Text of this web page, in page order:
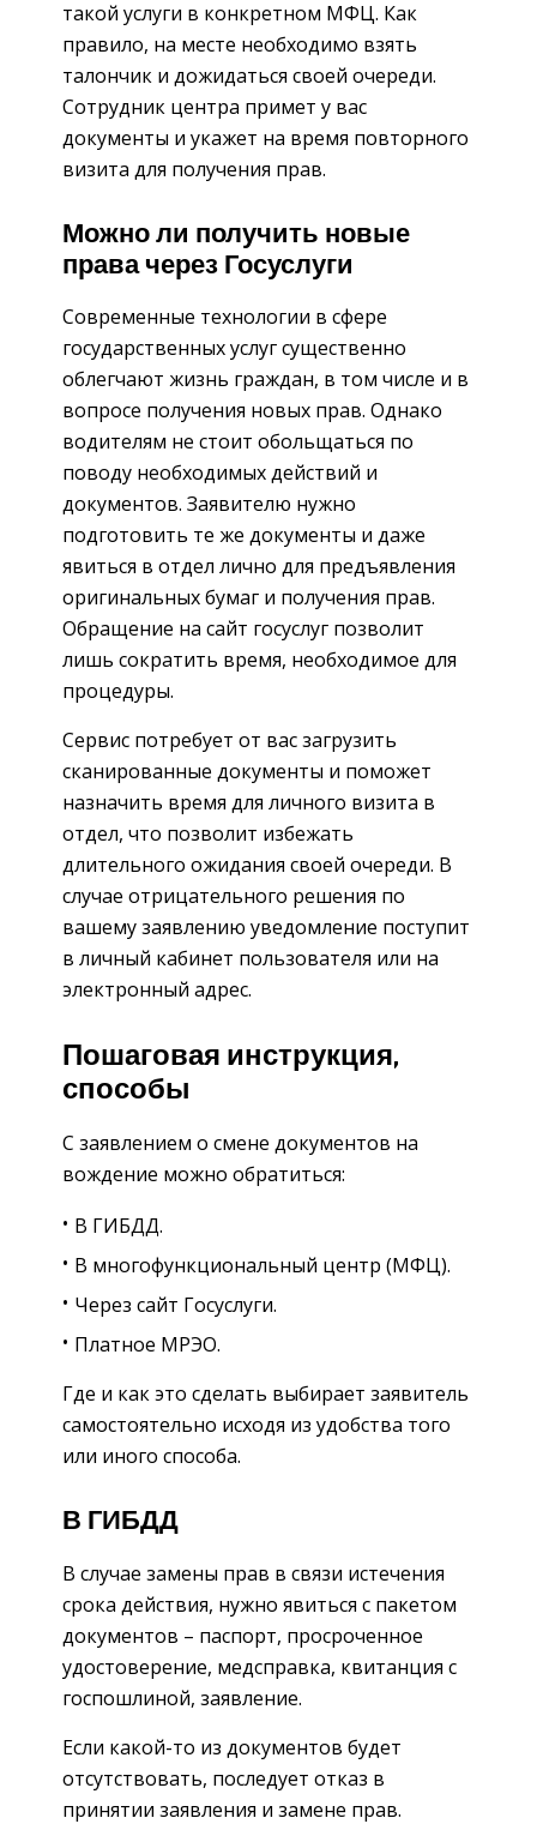
такой услуги в конкретном МФЦ. Как
правило, на месте необходимо взять
талончик и дожидаться своей очереди.
Сотрудник центра примет у вас
документы и укажет на время повторного
визита для получения прав.
Можно ли получить новые
права через Госуслуги
Современные технологии в сфере
государственных услуг существенно
облегчают жизнь граждан, в том числе и в
вопросе получения новых прав. Однако
водителям не стоит обольщаться по
поводу необходимых действий и
документов. Заявителю нужно
подготовить те же документы и даже
явиться в отдел лично для предъявления
оригинальных бумаг и получения прав.
Обращение на сайт госуслуг позволит
лишь сократить время, необходимое для
процедуры.
Сервис потребует от вас загрузить
сканированные документы и поможет
назначить время для личного визита в
отдел, что позволит избежать
длительного ожидания своей очереди. В
случае отрицательного решения по
вашему заявлению уведомление поступит
в личный кабинет пользователя или на
электронный адрес.
Пошаговая инструкция,
способы
С заявлением о смене документов на
вождение можно обратиться:
В ГИБДД.
В многофункциональный центр (МФЦ).
Через сайт Госуслуги.
Платное МРЭО.
Где и как это сделать выбирает заявитель
самостоятельно исходя из удобства того
или иного способа.
В ГИБДД
В случае замены прав в связи истечения
срока действия, нужно явиться с пакетом
документов – паспорт, просроченное
удостоверение, медсправка, квитанция с
госпошлиной, заявление.
Если какой-то из документов будет
отсутствовать, последует отказ в
принятии заявления и замене прав.